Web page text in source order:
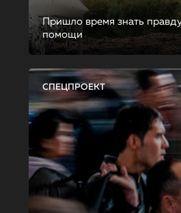
Пришло время знать
помощи
СПЕЦПРОЕКТ